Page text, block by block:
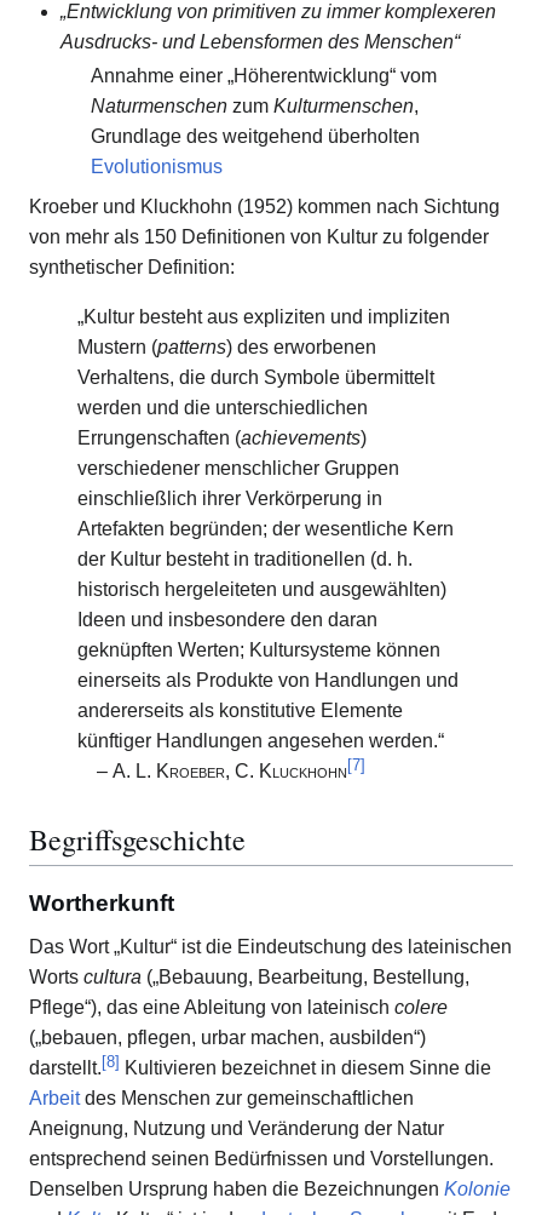
„Entwicklung von primitiven zu immer komplexeren
Ausdrucks- und Lebensformen des Menschen“
Annahme einer „Höherentwicklung“ vom
Naturmenschen zumKulturmenschen,
Grundlage des weitgehend überholten
Evolutionismus
Kroeber und Kluckhohn (1952) kommen nach Sichtung
von mehr als 150 Definitionen von Kultur zu folgender
synthetischer Definition:
„Kultur besteht aus expliziten und impliziten
Mustern (patterns) des erworbenen
Verhaltens, die durch Symbole übermittelt
werden und die unterschiedlichen
Errungenschaften (achievements)
verschiedener menschlicher Gruppen
einschließlich ihrer Verkörperung in
Artefakten begründen; der wesentliche Kern
der Kultur besteht in traditionellen (d. h.
historisch hergeleiteten und ausgewählten)
Ideen und insbesondere den daran
geknüpften Werten; Kultursysteme können
einerseits als Produkte von Handlungen und
andererseits als konstitutive Elemente
künftiger Handlungen angesehen werden.“
– A. L. Kroeber, C. Kluckhohn[7]
Begriffsgeschichte
Wortherkunft
Das Wort „Kultur“ ist die Eindeutschung des lateinischen
Worts cultura („Bebauung, Bearbeitung, Bestellung,
Pflege“), das eine Ableitung von lateinisch colere
(„bebauen, pflegen, urbar machen, ausbilden“)
darstellt.[8] Kultivieren bezeichnet in diesem Sinne die
Arbeitdes Menschen zur gemeinschaftlichen
Aneignung, Nutzung und Veränderung der Natur
entsprechend seinen Bedürfnissen und Vorstellungen.
Denselben Ursprung haben die Bezeichnungen Kolonie